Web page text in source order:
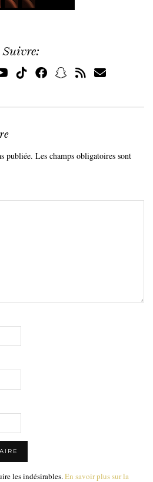
Suivre:
publiée. Les champs obligatoires sont
les indésirables. En savoir plus sur la